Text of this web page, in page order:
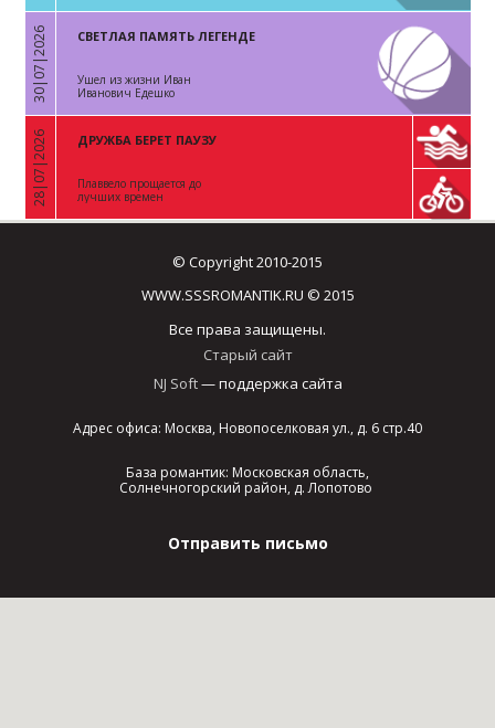
«
30|07|2026 СВЕТЛАЯ ПАМЯТЬ ЛЕГЕНДЕ
Ушел из жизни Иван
Иванович Едешко
«
28|07|2026 ДРУЖБА БЕРЕТ ПАУЗУ
Плаввело прощается до
лучших времен
© Copyright 2010-2015
WWW.SSSROMANTIK.RU © 2015
Все права защищены.
Старый сайт
NJ Soft— поддержка сайта
Адрес офиса: Москва, Новопоселковая ул., д. 6 стр.40
База романтик: Московская область,
Солнечногорский район, д. Лопотово
Отправить письмо